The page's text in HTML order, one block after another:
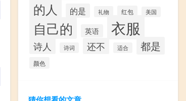
的人 的是 礼物 红包 美国
自己的 英语 衣服
诗人 诗词 还不 适合 都是
颜色